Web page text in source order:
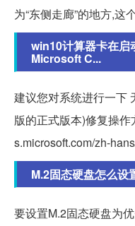
为“东侧走廊”的地方,这
win10计算器卡在启
Microsoft C...
建议您对系统进行一下
版的正式版本)修复操
s.microsoft.com/zh-
M.2固态硬盘怎么设
要设置M.2固态硬盘为